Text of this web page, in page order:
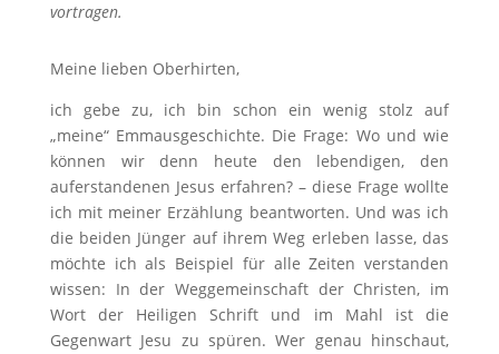
vortragen.
Meine lieben Oberhirten,
ich gebe zu, ich bin schon ein wenig stolz auf
„meine“ Emmausgeschichte. Die Frage: Wo und wie
können wir denn heute den lebendigen, den
auferstandenen Jesus erfahren? – diese Frage wollte
ich mit meiner Erzählung beantworten. Und was ich
die beiden Jünger auf ihrem Weg erleben lasse, das
möchte ich als Beispiel für alle Zeiten verstanden
wissen: In der Weggemeinschaft der Christen, im
Wort der Heiligen Schrift und im Mahl ist die
Gegenwart Jesu zu spüren. Wer genau hinschaut,